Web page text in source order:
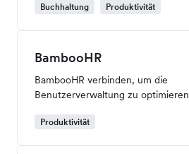
Buchhaltung Produktivität
BambooHR
BambooHR verbinden, um die
Benutzerverwaltung zu optimieren
Produktivität